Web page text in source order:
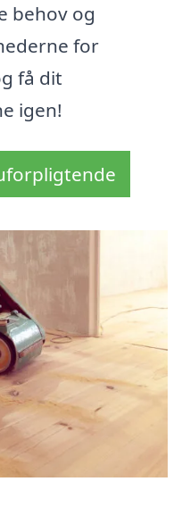
behov og
for
få dit
igen!